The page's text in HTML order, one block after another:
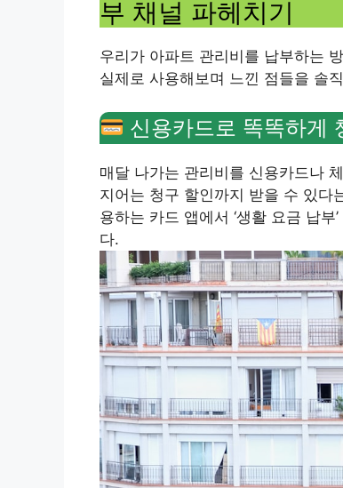
부 채널 파헤치기
우리가 아파트 관리비를 납부하는
실제로 사용해보며 느낀 점들을 솔
신용카드로 똑똑하게
매달 나가는 관리비를 신용카드나
지어는 청구 할인까지 받을 수 있다
용하는 카드 앱에서 ‘생활 요금 납부
다.